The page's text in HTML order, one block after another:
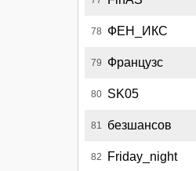
78 ФЕН_ИКС
79 Французс
80 SK05
81 безшансов
82 Friday_night